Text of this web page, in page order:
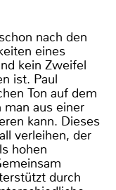
nach den
eines
kein Zweifel
ist. Paul
Ton auf dem
aus einer
kann. Dieses
verleihen, der
hohen
durch